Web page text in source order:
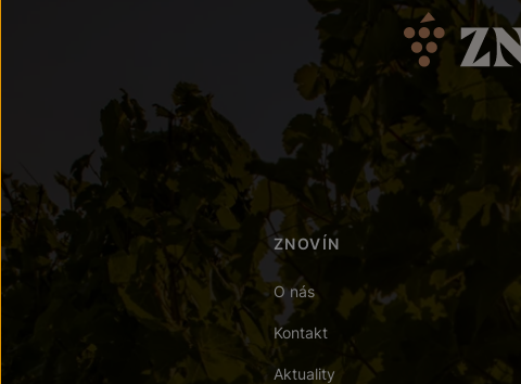
ZNOVÍN
O nás
Kontakt
Aktuality